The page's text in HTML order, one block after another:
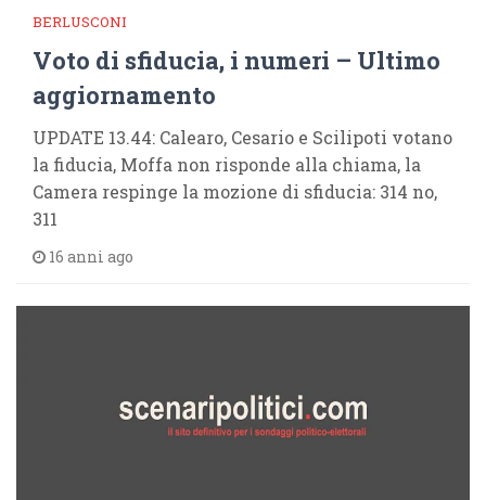
BERLUSCONI
Voto di sfiducia, i numeri – Ultimo
aggiornamento
UPDATE 13.44: Calearo, Cesario e Scilipoti votano
la fiducia, Moffa non risponde alla chiama, la
Camera respinge la mozione di sfiducia: 314 no,
311
16 anni ago